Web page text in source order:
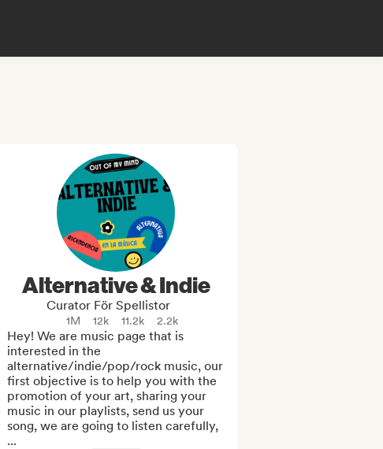
Alternative & Indie
Curator För Spellistor
1M 12k 11.2k 2.2k
Hey! We are music page that is
interested in the
alternative/indie/pop/rock music, our
first objective is to help you with the
promotion of your art, sharing your
music in our playlists, send us your
song, we are going to listen carefully,
...